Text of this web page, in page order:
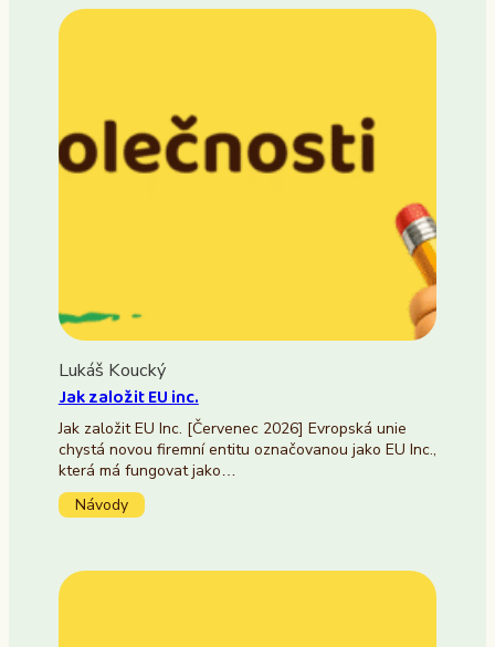
Lukáš Koucký
Jak založit EU inc.
Jak založit EU Inc. [Červenec 2026] Evropská unie
chystá novou firemní entitu označovanou jako EU Inc.,
která má fungovat jako…
Návody